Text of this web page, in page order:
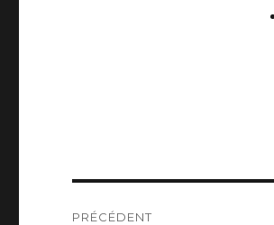
PRÉCÉDENT